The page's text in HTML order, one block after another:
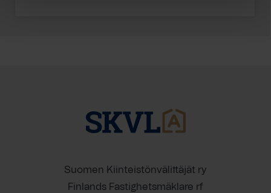
Suomen Kiinteistönvälittäjät ry
Finlands Fastighetsmäklare rf